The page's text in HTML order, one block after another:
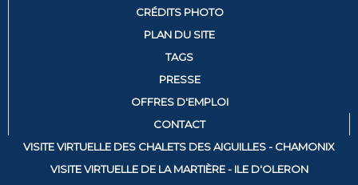
CRÉDITS PHOTO
PLAN DU SITE
TAGS
PRESSE
OFFRES D'EMPLOI
CONTACT
VISITE VIRTUELLE DES CHALETS DES AIGUILLES - CHAMONIX
VISITE VIRTUELLE DE LA MARTIÈRE - ILE D'OLERON